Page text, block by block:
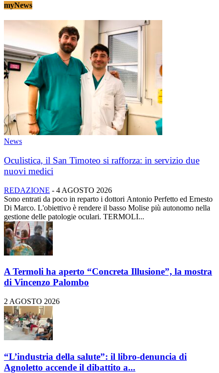
myNews
News
Oculistica, il San Timoteo si rafforza: in servizio due
nuovi medici
REDAZIONE - 4 AGOSTO 2026
Sono entrati da poco in reparto i dottori Antonio Perfetto ed Ernesto
Di Marco. L'obiettivo è rendere il basso Molise più autonomo nella
gestione delle patologie oculari. TERMOLI...
A Termoli ha aperto “Concreta Illusione”, la mostra
di Vincenzo Palombo
2 AGOSTO 2026
“L’industria della salute”: il libro-denuncia di
Agnoletto accende il dibattito a...